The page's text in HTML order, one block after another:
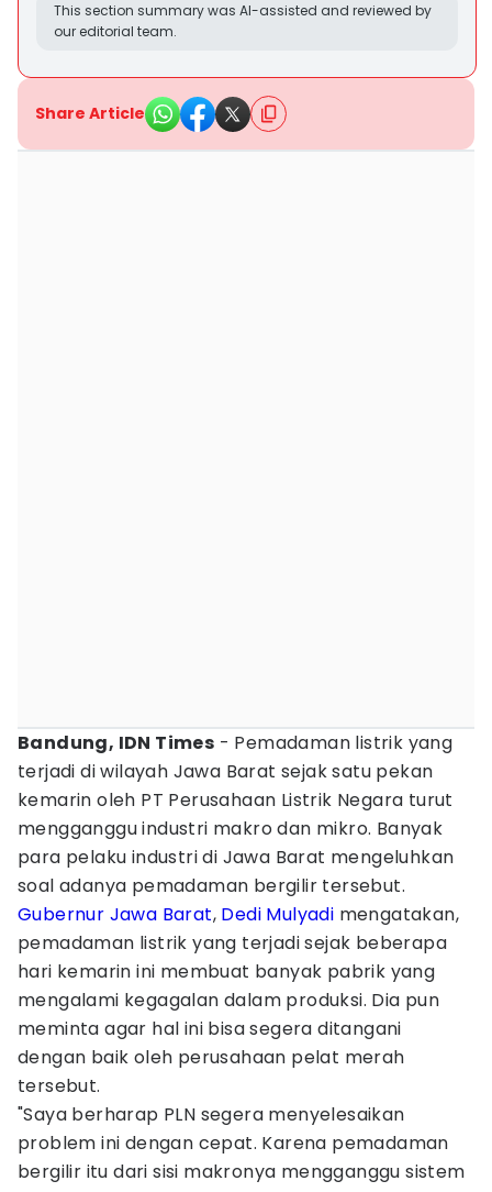
This section summary was AI-assisted and reviewed by
our editorial team.
Share Article
Bandung, IDN Times - Pemadaman listrik yang
terjadi di wilayah Jawa Barat sejak satu pekan
kemarin oleh PT Perusahaan Listrik Negara turut
mengganggu industri makro dan mikro. Banyak
para pelaku industri di Jawa Barat mengeluhkan
soal adanya pemadaman bergilir tersebut.
Gubernur Jawa Barat, Dedi Mulyadi mengatakan,
pemadaman listrik yang terjadi sejak beberapa
hari kemarin ini membuat banyak pabrik yang
mengalami kegagalan dalam produksi. Dia pun
meminta agar hal ini bisa segera ditangani
dengan baik oleh perusahaan pelat merah
tersebut.
"Saya berharap PLN segera menyelesaikan
problem ini dengan cepat. Karena pemadaman
bergilir itu dari sisi makronya mengganggu sistem